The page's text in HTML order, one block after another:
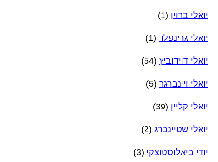
יואלי ברוין (1)
יואלי גרינפלד (1)
יואלי דוידוביץ (54)
יואלי ויינברגר (5)
יואלי קליין (39)
יואלי שטיינברג (2)
יודי ביאלוסטוצקי (3)